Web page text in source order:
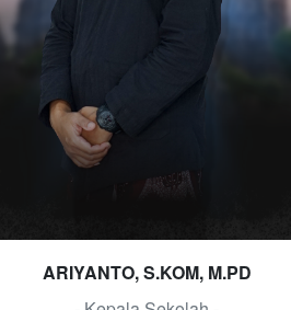
ARIYANTO, S.KOM, M.PD